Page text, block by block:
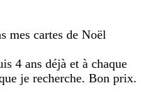
mes cartes de Noël
4 ans déjà et à chaque
je recherche. Bon prix.